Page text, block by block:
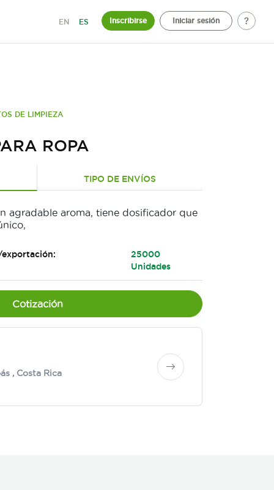
EN ES Inscribirse Iniciar sesión
DE LIMPIEZA
ROPA
TIPO DE ENVÍOS
agradable aroma, tiene dosificador que
25000
Unidades
Cotización
, Costa Rica